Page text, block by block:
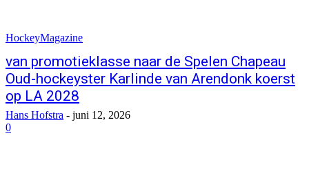
HockeyMagazine
van promotieklasse naar de Spelen Chapeau
Oud-hockeyster Karlinde van Arendonk koerst
op LA 2028
Hans Hofstra - juni 12, 2026
0